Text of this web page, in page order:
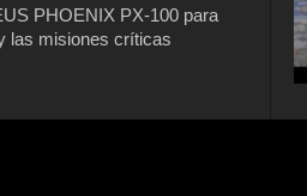
PHOENIX PX-100 para
las misiones críticas
años la US Navy retira del
C-2 Greyhound